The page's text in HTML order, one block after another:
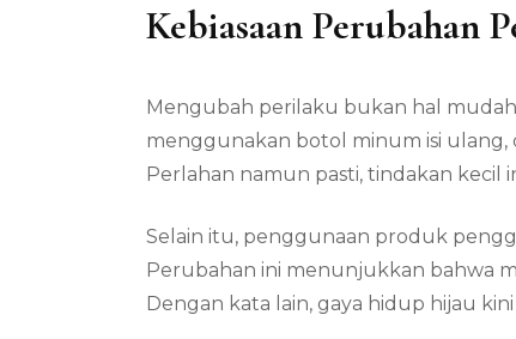
Kebiasaan Perubahan
Mengubah perilaku bukan hal
menggunakan botol minum isi ulang,
Perlahan namun pasti, tindakan kecil
Selain itu, penggunaan produk
Perubahan ini menunjukkan bahwa
Dengan kata lain, gaya hidup hijau